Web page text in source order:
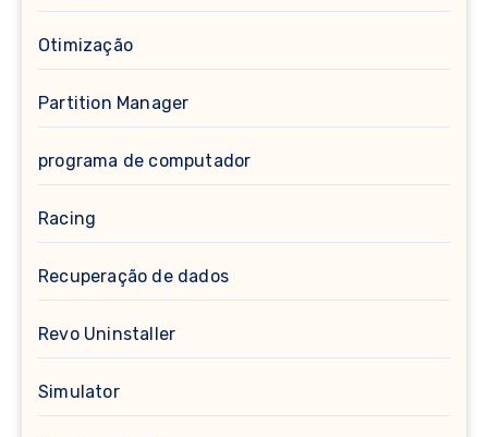
Otimização
Partition Manager
programa de computador
Racing
Recuperação de dados
Revo Uninstaller
Simulator